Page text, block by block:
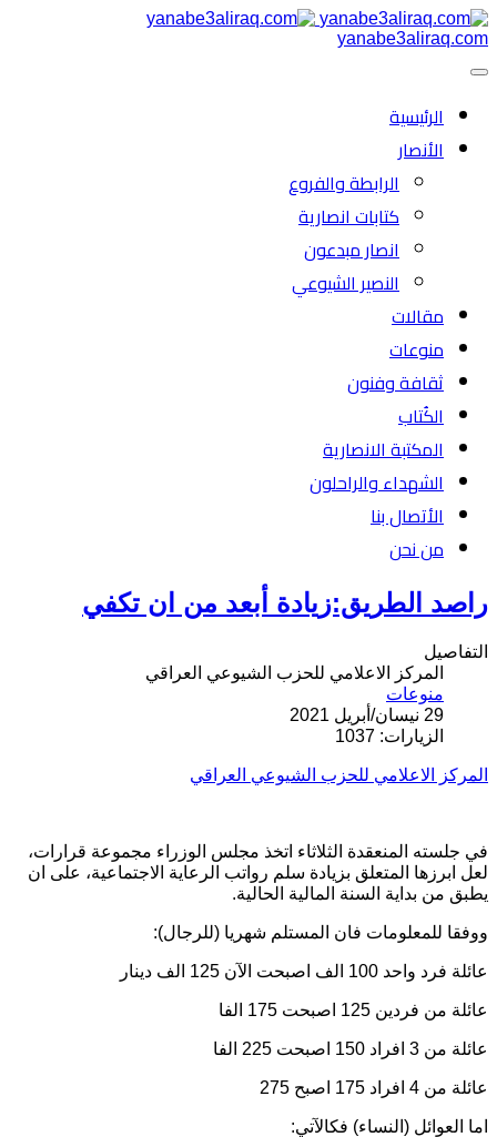
yanabe3aliraq.com
الرئیسية
الأنصار
الرابطة والفروع
كتابات انصارية
انصار مبدعون
النصیر الشیوعي
مقالات
منوعات
ثقافة وفنون
الكُتاب
المكتبة الانصارية
الشهداء والراحلون
الأتصال بنا
من نحن
راصد الطريق:زيادة أبعد من ان تكفي
التفاصيل
المركز الاعلامي للحزب الشيوعي العراقي
منوعات
29 نيسان/أبريل 2021
الزيارات: 1037
المركز الاعلامي للحزب الشيوعي العراقي
في جلسته المنعقدة الثلاثاء اتخذ مجلس الوزراء مجموعة قرارات،
لعل ابرزها المتعلق بزيادة سلم رواتب الرعاية الاجتماعية، على ان
يطبق من بداية السنة المالية الحالية.
ووفقا للمعلومات فان المستلم شهريا (للرجال):
عائلة فرد واحد 100 الف اصبحت الآن 125 الف دينار
عائلة من فردين 125 اصبحت 175 الفا
عائلة من 3 افراد 150 اصبحت 225 الفا
عائلة من 4 افراد 175 اصبح 275
اما العوائل (النساء) فكالآتي: